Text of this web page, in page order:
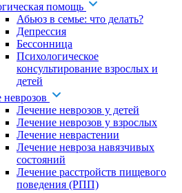
помощь
Абьюз в семье: что делать?
Депрессия
Бессонница
Психологическое
консультирование взрослых и
детей
Лечение неврозов у детей
Лечение неврозов у взрослых
Лечение неврастении
Лечение невроза навязчивых
состояний
Лечение расстройств пищевого
поведения (РПП)